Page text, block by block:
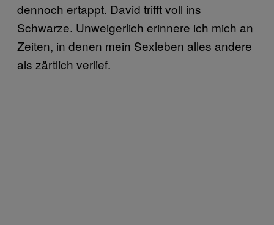
dennoch ertappt. David trifft voll ins
Schwarze. Unweigerlich erinnere ich mich an
Zeiten, in denen mein Sexleben alles andere
als zärtlich verlief.